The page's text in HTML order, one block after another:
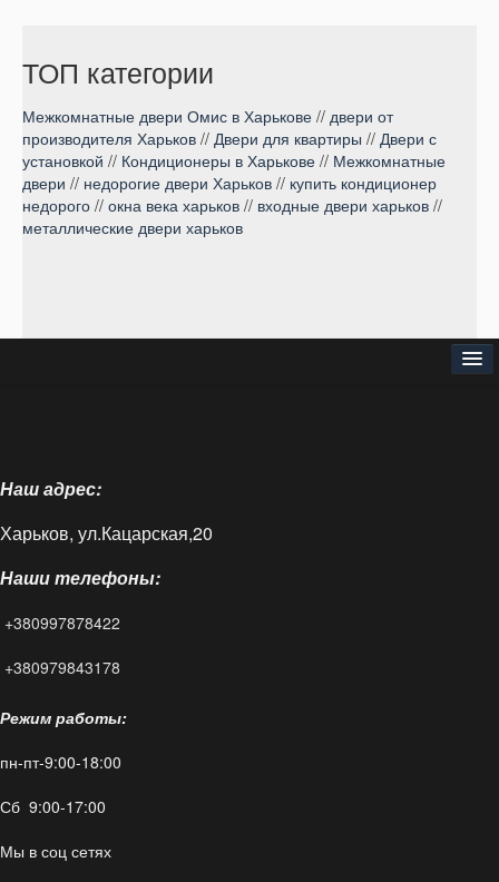
ТОП категории
Межкомнатные двери Омис в Харькове // двери от
производителя Харьков // Двери для квартиры // Двери с
установкой // Кондиционеры в Харькове // Межкомнатные
двери // недорогие двери Харьков // купить кондиционер
недорого // окна века харьков // входные двери харьков //
металлические двери харьков
Доставка и оплата
Блог
FAQ
Контакты
Наш адрес:
Харьков, ул.Кацарская,20
Наши телефоны:
+380997878422
+380979843178
Режим работы:
пн-пт-9:00-18:00
Сб 9:00-17:00
Мы в соц сетях